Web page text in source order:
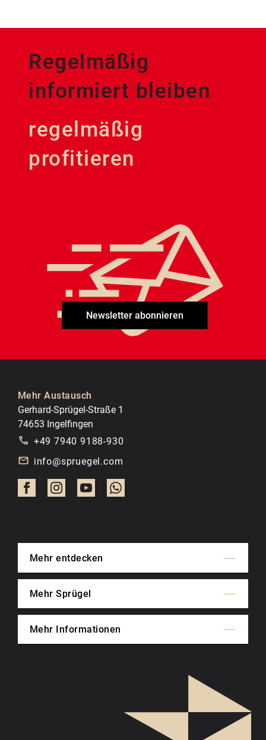
Regelmäßig
informiert bleiben
regelmäßig
profitieren
Newsletter abonnieren
Mehr Austausch
Gerhard-Sprügel-Straße 1
74653 Ingelfingen
+49 7940 9188-930
info@spruegel.com
Mehr entdecken
Mehr Sprügel
Mehr Informationen